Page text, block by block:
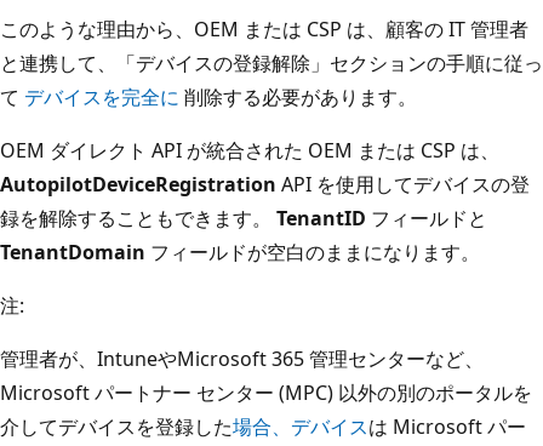
このような理由から、OEM または CSP は、顧客の IT 管理者
と連携して、「デバイスの登録解除」セクションの手順に従っ
て デバイスを完全に 削除する必要があります。
OEM ダイレクト API が統合された OEM または CSP は、
AutopilotDeviceRegistration API を使用してデバイスの登
録を解除することもできます。 TenantID フィールドと
TenantDomain フィールドが空白のままになります。
注:
管理者が、IntuneやMicrosoft 365 管理センターなど、
Microsoft パートナー センター (MPC) 以外の別のポータルを
介してデバイスを登録した場合、デバイスは Microsoft パー